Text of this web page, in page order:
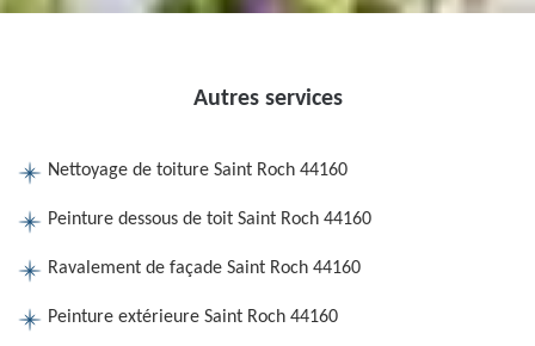
Autres services
Nettoyage de toiture Saint Roch 44160
Peinture dessous de toit Saint Roch 44160
Ravalement de façade Saint Roch 44160
Peinture extérieure Saint Roch 44160